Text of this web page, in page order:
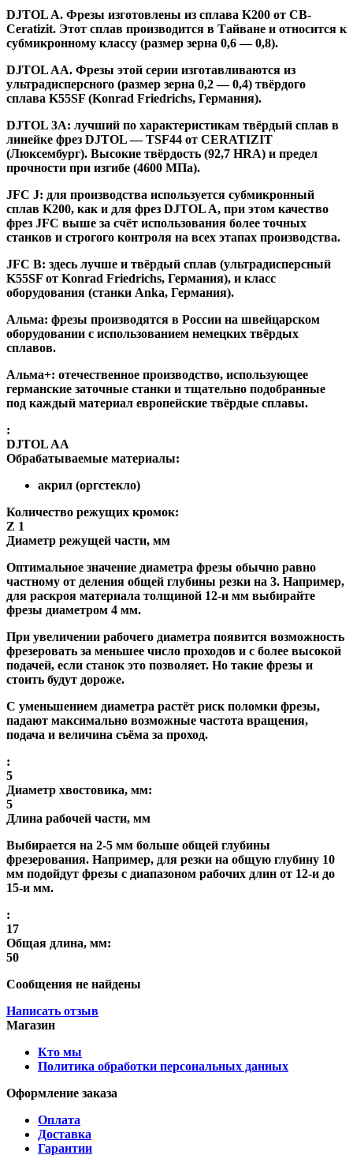
DJTOL A. Фрезы изготовлены из сплава K200 от CB-
Ceratizit. Этот сплав производится в Тайване и относится к
субмикронному классу (размер зерна 0,6 — 0,8).
DJTOL AA. Фрезы этой серии изготавливаются из
ультрадисперсного (размер зерна 0,2 — 0,4) твёрдого
сплава K55SF (Konrad Friedrichs, Германия).
DJTOL 3A: лучший по характеристикам твёрдый сплав в
линейке фрез DJTOL — TSF44 от CERATIZIT
(Люксембург). Высокие твёрдость (92,7 HRA) и предел
прочности при изгибе (4600 МПа).
JFC J: для производства используется субмикронный
сплав K200, как и для фрез DJTOL A, при этом качество
фрез JFC выше за счёт использования более точных
станков и строгого контроля на всех этапах производства.
JFC B: здесь лучше и твёрдый сплав (ультрадисперсный
K55SF от Konrad Friedrichs, Германия), и класс
оборудования (станки Anka, Германия).
Альма: фрезы производятся в России на швейцарском
оборудовании с использованием немецких твёрдых
сплавов.
Альма+: отечественное производство, использующее
германские заточные станки и тщательно подобранные
под каждый материал европейские твёрдые сплавы.
:
DJTOL AA
Обрабатываемые материалы:
акрил (оргстекло)
Количество режущих кромок:
Z 1
Диаметр режущей части, мм
Оптимальное значение диаметра фрезы обычно равно
частному от деления общей глубины резки на 3. Например,
для раскроя материала толщиной 12-и мм выбирайте
фрезы диаметром 4 мм.
При увеличении рабочего диаметра появится возможность
фрезеровать за меньшее число проходов и с более высокой
подачей, если станок это позволяет. Но такие фрезы и
стоить будут дороже.
С уменьшением диаметра растёт риск поломки фрезы,
падают максимально возможные частота вращения,
подача и величина съёма за проход.
:
5
Диаметр хвостовика, мм:
5
Длина рабочей части, мм
Выбирается на 2-5 мм больше общей глубины
фрезерования. Например, для резки на общую глубину 10
мм подойдут фрезы с диапазоном рабочих длин от 12-и до
15-и мм.
:
17
Общая длина, мм:
50
Сообщения не найдены
Написать отзыв
Магазин
Кто мы
Политика обработки персональных данных
Оформление заказа
Оплата
Доставка
Гарантии